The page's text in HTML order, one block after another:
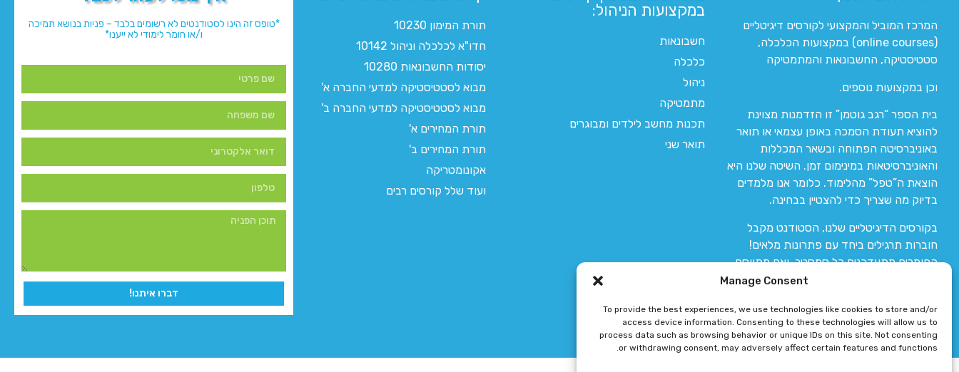
Manage Consent
To provide the best experiences, we use technologies like cookies to store and/or
access device information. Consenting to these technologies will allow us to
process data such as browsing behavior or unique IDs on this site. Not consenting
or withdrawing consent, may adversely affect certain features and functions.
המרכז המוביל והמקצועי לקורסים דיגיטליים
(online courses) במקצועות הכלכלה,
סטטיסטיקה, החשבונאות והמתמטיקה
וכן במקצועות נוספים.
בית הספר “רגב גוטמן” זו הזדמנות מצוינת
להוציא תעודת הסמכה באופן עצמאי או תואר
באוניברסיטה הפתוחה ובשאר המכללות
והאוניברסיטאות במינימום זמן. השיטה שלנו היא
הוצאת ה”טפל” מהלימוד. כלומר אנו מלמדים
בדיוק מה שצריך כדי להצטיין בבחינה.
בקורסים הדיגיטליים שלנו, הסטודנט מקבל
חוברות תרגילים ביחד עם פתרונות מלאים!
החומרים מתעדכנים כל סמסטר, ואם מתווסף
חומר חדש אז הקורס מתעדכן יחד איתו.
במקצועות הניהול:
חשבונאות
כלכלה
ניהול
מתמטיקה
תכנות מחשב לילדים ומבוגרים
תואר שני
תורת המימון 10230
חדו"א לכלכלה וניהול 10142
יסודות החשבונאות 10280
מבוא לסטטיסטיקה למדעי החברה א'
מבוא לסטטיסטיקה למדעי החברה ב'
תורת המחירים א'
תורת המחירים ב'
אקונומטריקה
ועוד שלל קורסים רבים
*טופס זה הינו לסטודנטים לא רשומים בלבד – פניות בנושא תמיכה
ו/או חומר לימודי לא ייענו*
דברו איתנו!